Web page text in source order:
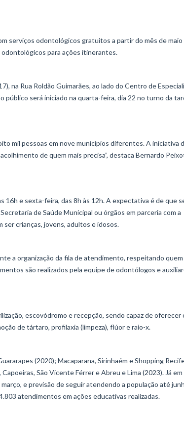
serviços odontológicos gratuitos a partir do mês de maio
para ações itinerantes.
na Rua Roldão Guimarães, ao lado do Centro de
público será iniciado na quarta-feira, dia 22 no turno da
mil pessoas em nove municípios diferentes. A iniciativa
de quem mais precisa”, destaca Bernardo
e sexta-feira, das 8h às 12h. A expectativa é de que
de Saúde Municipal ou órgãos em parceria com a
ser crianças, jovens, adultos e idosos.
a organização da fila de atendimento, respeitando
são realizados pela equipe de odontólogos e
escovódromo e recepção, sendo capaz de oferecer
de tártaro, profilaxia (limpeza), flúor e raio-x.
(2020); Macaparana, Sirinhaém e Shopping
São Vicente Férrer e Abreu e Lima (2023). Já em
e previsão de seguir atendendo a população até
atendimentos em ações educativas realizadas.